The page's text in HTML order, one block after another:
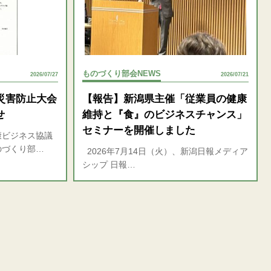
2026/07/27
害防止大会
ジネス協議
づくり部…
ものづくり部会NEWS 2026/07/21
【報告】新潟県主催「従業員の健康
維持と『食』のビジネスチャンス」
セミナーを開催しました
2026年7月14日（火）、新潟日報メディア
シップ 日報…